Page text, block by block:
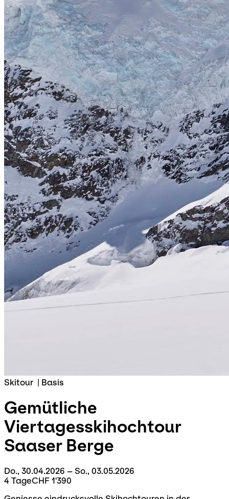
Skitour | Basis
Gemütliche
Viertagesskihochtour
Saaser Berge
Do., 30.04.2026 – So., 03.05.2026
4 TageCHF 1'390